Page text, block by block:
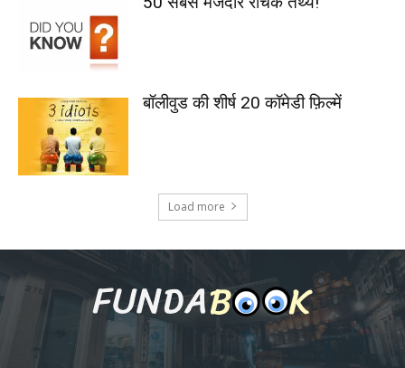
बॉलीवुड की शीर्ष 20 कॉमेडी फ़िल्में
Load more